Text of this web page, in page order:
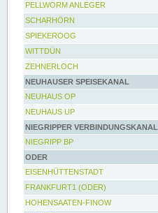
PELLWORM ANLEGER
SCHARHÖRN
SPIEKEROOG
WITTDÜN
ZEHNERLOCH
NEUHAUSER SPEISEKANAL
NEUHAUS OP
NEUHAUS UP
NIEGRIPPER VERBINDUNGSKANAL
NIEGRIPP BP
ODER
EISENHÜTTENSTADT
FRANKFURT1 (ODER)
HOHENSAATEN-FINOW